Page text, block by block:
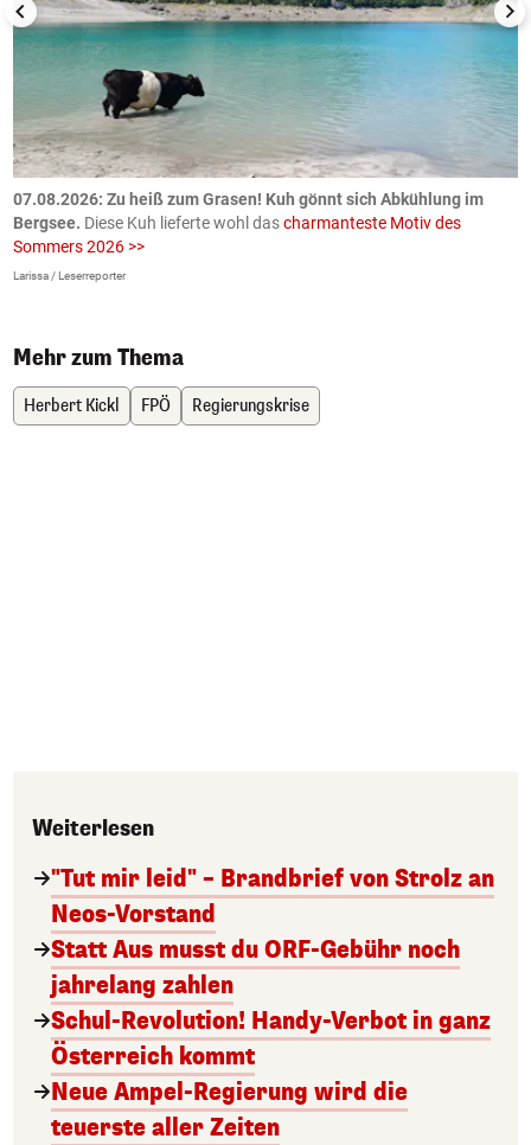
07.08.2026: Zu heiß zum Grasen! Kuh gönnt sich Abkühlung im
Bergsee. Diese Kuh lieferte wohl dascharmanteste Motiv des
Sommers 2026 >>
Larissa / Leserreporter
Mehr zum Thema
Herbert Kickl FPÖ Regierungskrise
Weiterlesen
"Tut mir leid" – Brandbrief von Strolz an
Neos-Vorstand
Statt Aus musst du ORF-Gebühr noch
jahrelang zahlen
Schul-Revolution! Handy-Verbot in ganz
Österreich kommt
Neue Ampel-Regierung wird die
teuerste aller Zeiten